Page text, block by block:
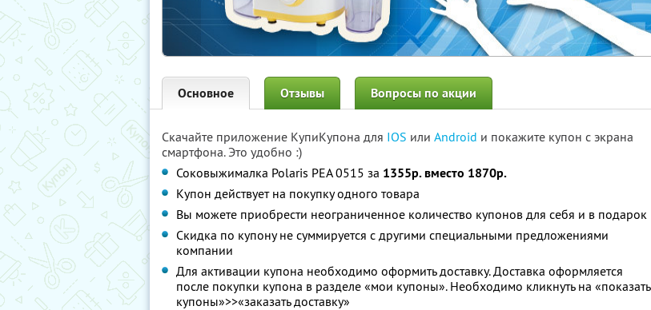
Основное Отзывы Вопросы по акции
Скачайте приложение КупиКупона для IOS или Android и покажите купон с экрана
смартфона. Это удобно :)
Соковыжималка Polaris PEA 0515 за 1355р. вместо 1870р.
Купон действует на покупку одного товара
Вы можете приобрести неограниченное количество купонов для себя и в подарок
Скидка по купону не суммируется с другими специальными предложениями
компании
Для активации купона необходимо оформить доставку. Доставка оформляется
после покупки купона в разделе «мои купоны». Необходимо кликнуть на «показать
купоны»>>«заказать доставку»